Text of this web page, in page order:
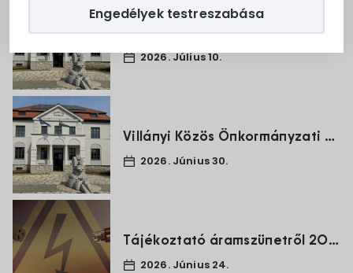
Engedélyek testreszabása
Választási információk
Választási szervek
Választási ügyintézés
2024. évi általános
2026. Július 10.
Villányi Közös Önkormányzati Hivatal 2026. július 1-jén zárva tart
2026. Június 30.
Tájékoztató áramszünetről 2026.06.30.
2026. Június 24.